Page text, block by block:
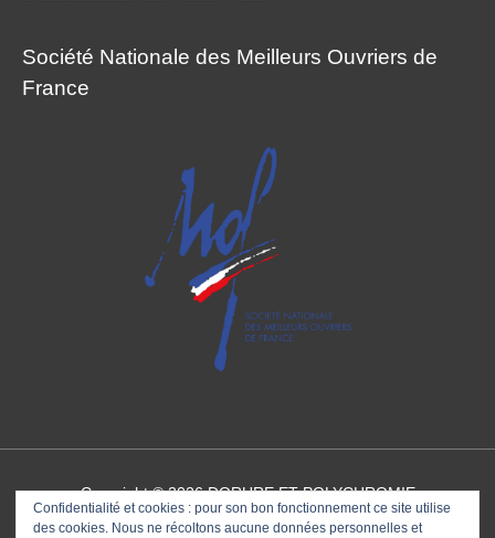
Société Nationale des Meilleurs Ouvriers de
France
Copyright © 2026DORURE ET POLYCHROMIE
Confidentialité et cookies : pour son bon fonctionnement ce site utilise
des cookies. Nous ne récoltons aucune données personnelles et